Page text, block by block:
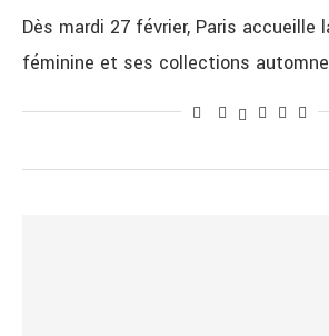
Dès mardi 27 février, Paris accueille
féminine et ses collections